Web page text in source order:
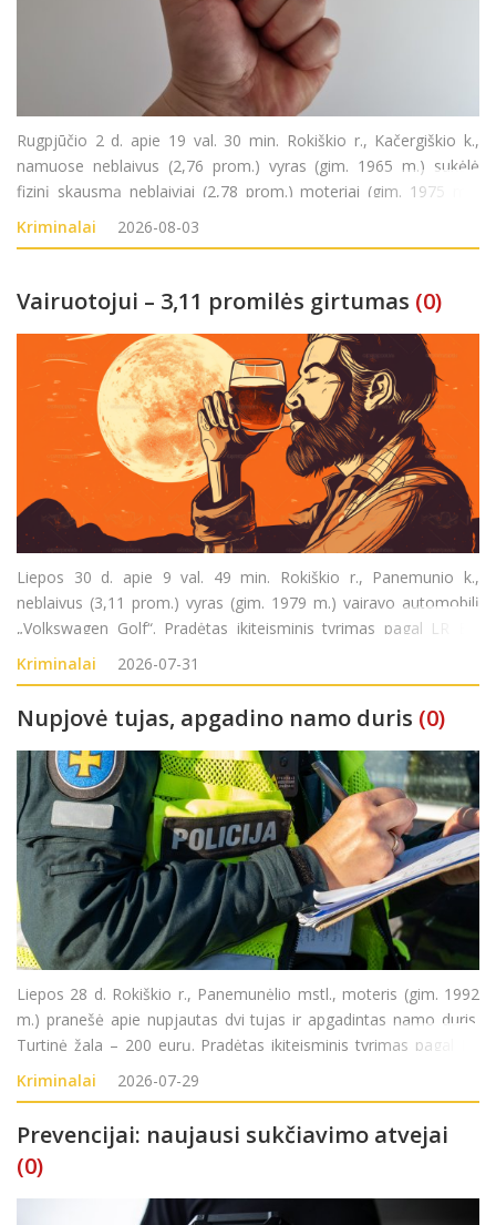
Rugpjūčio 2 d. apie 19 val. 30 min. Rokiškio r., Kačergiškio k.,
namuose neblaivus (2,76 prom.) vyras (gim. 1965 m.) sukėlė
fizinį skausmą neblaiviai (2,78 prom.) moteriai (gim. 1975 m.).
Nusikalstamos veikos padarymu įtariamas vyras sulaikytas.
Pradėtas ikiteisminis tyrimas pagal LR
Kriminalai 2026-08-03
Vairuotojui – 3,11 promilės girtumas (0)
Liepos 30 d. apie 9 val. 49 min. Rokiškio r., Panemunio k.,
neblaivus (3,11 prom.) vyras (gim. 1979 m.) vairavo automobilį
„Volkswagen Golf“. Pradėtas ikiteisminis tyrimas pagal LR BK
281 str.(Kelių transporto eismo saugumo ar transporto
priemonių eksploatavimo taisyklių pažeidim
Kriminalai 2026-07-31
Nupjovė tujas, apgadino namo duris (0)
Liepos 28 d. Rokiškio r., Panemunėlio mstl., moteris (gim. 1992
m.) pranešė apie nupjautas dvi tujas ir apgadintas namo duris.
Turtinė žala – 200 eurų. Pradėtas ikiteisminis tyrimas pagal LR
BK 187 str. (Turto sunaikinimas ar sugadinimas).
Kriminalai 2026-07-29
Prevencijai: naujausi sukčiavimo atvejai
(0)